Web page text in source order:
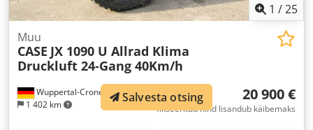
1 /25
Wuppertal-Cronenberg
1 402 km
Muu
CASE JX 1090 U Allrad Klima
Druckluft 24-Gang 40Km/h
20 900 €
fikseeritud hind lisandub käibemaks
Salvesta otsing